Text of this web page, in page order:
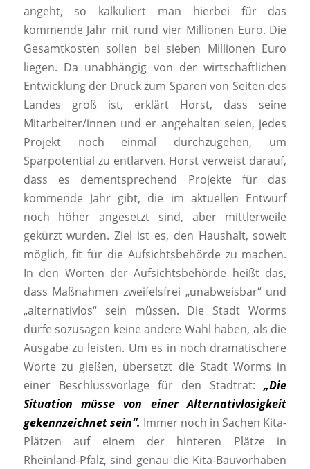
angeht, so kalkuliert man hierbei für das
kommende Jahr mit rund vier Millionen Euro. Die
Gesamtkosten sollen bei sieben Millionen Euro
liegen. Da unabhängig von der wirtschaftlichen
Entwicklung der Druck zum Sparen von Seiten des
Landes groß ist, erklärt Horst, dass seine
Mitarbeiter/innen und er angehalten seien, jedes
Projekt noch einmal durchzugehen, um
Sparpotential zu entlarven. Horst verweist darauf,
dass es dementsprechend Projekte für das
kommende Jahr gibt, die im aktuellen Entwurf
noch höher angesetzt sind, aber mittlerweile
gekürzt wurden. Ziel ist es, den Haushalt, soweit
möglich, fit für die Aufsichtsbehörde zu machen.
In den Worten der Aufsichtsbehörde heißt das,
dass Maßnahmen zweifelsfrei „unabweisbar“ und
„alternativlos“ sein müssen. Die Stadt Worms
dürfe sozusagen keine andere Wahl haben, als die
Ausgabe zu leisten. Um es in noch dramatischere
Worte zu gießen, übersetzt die Stadt Worms in
einer Beschlussvorlage für den Stadtrat:„Die
Situation müsse von einer Alternativlosigkeit
gekennzeichnet sein“. Immer noch in Sachen Kita-
Plätzen auf einem der hinteren Plätze in
Rheinland-Pfalz, sind genau die Kita-Bauvorhaben